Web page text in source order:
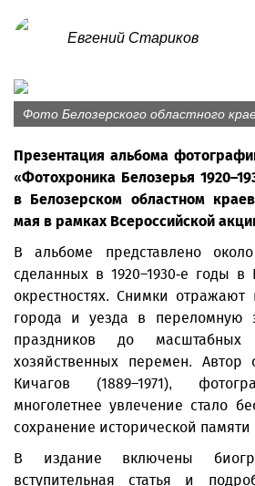
Евгений Стариков
Фото Белозерского областного
Презентация альбома
«Фотохроника Белозерья
в Белозерском областном
мая в рамках Всероссийской
В альбоме представлено
сделанных в 1920–1930-е годы
окрестностях. Снимки
города и уезда в переломную
праздников до
хозяйственных перемен.
Кичагов (1889–1971),
многолетнее увлечение стало
сохранение исторической памяти
В издание включены
вступительная статья и